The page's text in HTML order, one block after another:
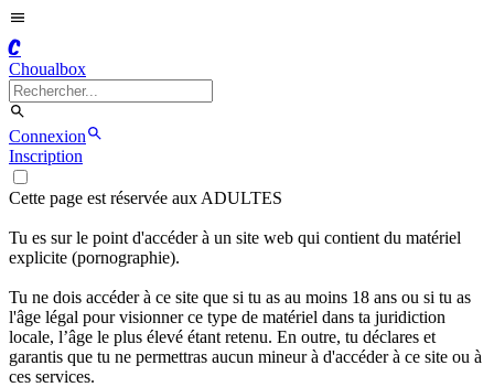
C
Choualbox
Connexion
Inscription
Cette page est réservée aux ADULTES
Tu es sur le point d'accéder à un site web qui contient du matériel
explicite (pornographie).
Tu ne dois accéder à ce site que si tu as au moins 18 ans ou si tu as
l'âge légal pour visionner ce type de matériel dans ta juridiction
locale, l’âge le plus élevé étant retenu. En outre, tu déclares et
garantis que tu ne permettras aucun mineur à d'accéder à ce site ou à
ces services.